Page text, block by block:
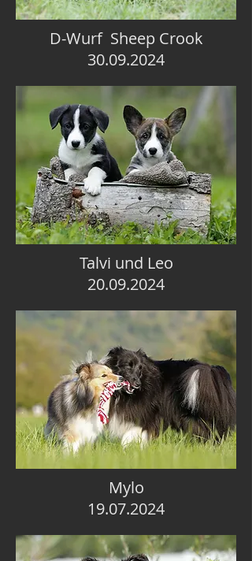
D-Wurf Sheep Crook
30.09.2024
Talvi und Leo
20.09.2024
Mylo
19.07.2024